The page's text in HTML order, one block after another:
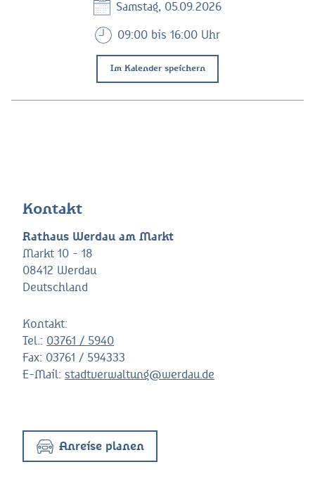
Samstag, 05.09.2026
09:00 bis 16:00 Uhr
Im Kalender speichern
Kontakt
Rathaus Werdau am Markt
Markt 10 - 18
08412 Werdau
Deutschland
Kontakt:
Tel.: 03761 / 5940
Fax: 03761 / 594333
E-Mail: stadtverwaltung@werdau.de
Anreise planen